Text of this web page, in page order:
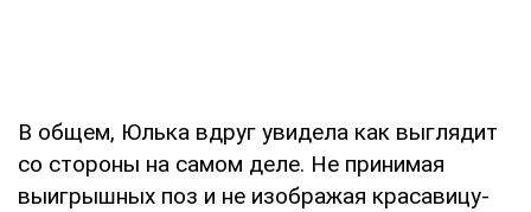
В общем, Юлька вдруг увидела как выглядит
со стороны на самом деле. Не принимая
выигрышных поз и не изображая красавицу-